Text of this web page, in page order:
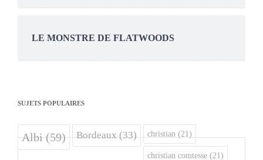
LE MONSTRE DE FLATWOODS
SUJETS POPULAIRES
Albi(59) Bordeaux(33) christian (21)
christian comtesse (21)